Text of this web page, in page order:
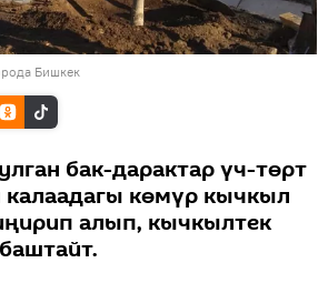
Бишкек
бак-дарактар үч-төрт
көмүр кычкыл
алып, кычкылтек